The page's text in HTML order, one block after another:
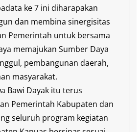
ke 7 ini diharapakan
dan membina sinergisitas
Pemerintah untuk bersama
memajukan Sumber Daya
pembangunan daerah,
masyarakat.
Bawi Dayak itu terus
Pemerintah Kabupaten dan
seluruh program kegiatan